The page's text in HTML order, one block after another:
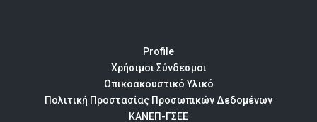
Profile
Χρήσιμοι Σύνδεσμοι
Οπικοακουστικό Υλικό
Πολιτική Προστασίας Προσωπικών Δεδομένων
ΚΑΝΕΠ-ΓΣΕΕ